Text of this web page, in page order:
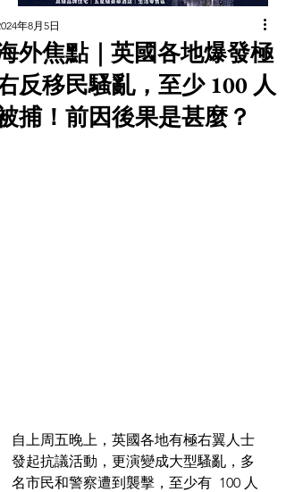
外焦點｜英國各地爆發極
反移民騷亂，至少 100 人
捕！前因後果是甚麼？
年8月5日
自上周五晚上，英國各地有極右翼人士
發起抗議活動，更演變成大型騷亂，多
名市民和警察遭到襲擊，至少有  100 人